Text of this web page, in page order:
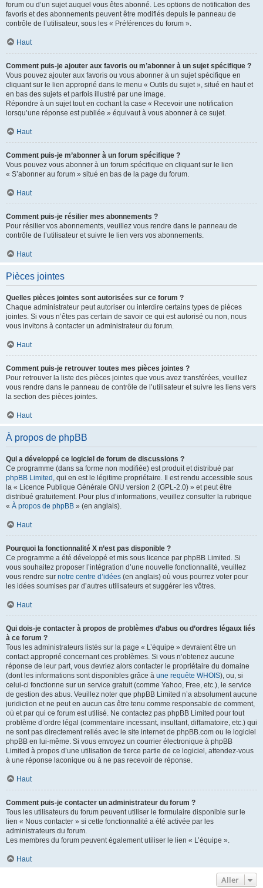
forum ou d’un sujet auquel vous êtes abonné. Les options de notification des
favoris et des abonnements peuvent être modifiés depuis le panneau de
contrôle de l’utilisateur, sous les « Préférences du forum ».
Haut
Comment puis-je ajouter aux favoris ou m’abonner à un sujet spécifique ?
Vous pouvez ajouter aux favoris ou vous abonner à un sujet spécifique en
cliquant sur le lien approprié dans le menu « Outils du sujet », situé en haut et
en bas des sujets et parfois illustré par une image.
Répondre à un sujet tout en cochant la case « Recevoir une notification
lorsqu’une réponse est publiée » équivaut à vous abonner à ce sujet.
Haut
Comment puis-je m’abonner à un forum spécifique ?
Vous pouvez vous abonner à un forum spécifique en cliquant sur le lien
« S’abonner au forum » situé en bas de la page du forum.
Haut
Comment puis-je résilier mes abonnements ?
Pour résilier vos abonnements, veuillez vous rendre dans le panneau de
contrôle de l’utilisateur et suivre le lien vers vos abonnements.
Haut
Pièces jointes
Quelles pièces jointes sont autorisées sur ce forum ?
Chaque administrateur peut autoriser ou interdire certains types de pièces
jointes. Si vous n’êtes pas certain de savoir ce qui est autorisé ou non, nous
vous invitons à contacter un administrateur du forum.
Haut
Comment puis-je retrouver toutes mes pièces jointes ?
Pour retrouver la liste des pièces jointes que vous avez transférées, veuillez
vous rendre dans le panneau de contrôle de l’utilisateur et suivre les liens vers
la section des pièces jointes.
Haut
À propos de phpBB
Qui a développé ce logiciel de forum de discussions ?
Ce programme (dans sa forme non modifiée) est produit et distribué par
phpBB Limited , qui en est le légitime propriétaire. Il est rendu accessible sous
la « Licence Publique Générale GNU version 2 (GPL-2.0) » et peut être
distribué gratuitement. Pour plus d’informations, veuillez consulter la rubrique
« À propos de phpBB » (en anglais).
Haut
Pourquoi la fonctionnalité X n’est pas disponible ?
Ce programme a été développé et mis sous licence par phpBB Limited. Si
vous souhaitez proposer l’intégration d’une nouvelle fonctionnalité, veuillez
vous rendre sur notre centre d’idées (en anglais) où vous pourrez voter pour
les idées soumises par d’autres utilisateurs et suggérer les vôtres.
Haut
Qui dois-je contacter à propos de problèmes d’abus ou d’ordres légaux liés
à ce forum ?
Tous les administrateurs listés sur la page « L’équipe » devraient être un
contact approprié concernant ces problèmes. Si vous n’obtenez aucune
réponse de leur part, vous devriez alors contacter le propriétaire du domaine
(dont les informations sont disponibles grâce à une requête WHOIS), ou, si
celui-ci fonctionne sur un service gratuit (comme Yahoo, Free, etc.), le service
de gestion des abus. Veuillez noter que phpBB Limited n’a absolument aucune
juridiction et ne peut en aucun cas être tenu comme responsable de comment,
où et par qui ce forum est utilisé. Ne contactez pas phpBB Limited pour tout
problème d’ordre légal (commentaire incessant, insultant, diffamatoire, etc.) qui
ne sont pas directement reliés avec le site internet de phpBB.com ou le logiciel
phpBB en lui-même. Si vous envoyez un courrier électronique à phpBB
Limited à propos d’une utilisation de tierce partie de ce logiciel, attendez-vous
à une réponse laconique ou à ne pas recevoir de réponse.
Haut
Comment puis-je contacter un administrateur du forum ?
Tous les utilisateurs du forum peuvent utiliser le formulaire disponible sur le
lien « Nous contacter » si cette fonctionnalité a été activée par les
administrateurs du forum.
Les membres du forum peuvent également utiliser le lien « L’équipe ».
Haut
Aller